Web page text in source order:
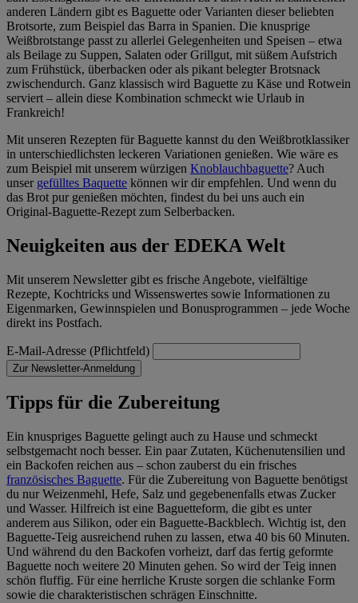
anderen Ländern gibt es Baguette oder Varianten dieser beliebten
Brotsorte, zum Beispiel das Barra in Spanien. Die knusprige
Weißbrotstange passt zu allerlei Gelegenheiten und Speisen – etwa
als Beilage zu Suppen, Salaten oder Grillgut, mit süßem Aufstrich
zum Frühstück, überbacken oder als pikant belegter Brotsnack
zwischendurch. Ganz klassisch wird Baguette zu Käse und Rotwein
serviert – allein diese Kombination schmeckt wie Urlaub in
Frankreich!
Mit unseren Rezepten für Baguette kannst du den Weißbrotklassiker
in unterschiedlichsten leckeren Variationen genießen. Wie wäre es
zum Beispiel mit unserem würzigen Knoblauchbaguette? Auch
unser gefülltes Baquette können wir dir empfehlen. Und wenn du
das Brot pur genießen möchten, findest du bei uns auch ein
Original-Baguette-Rezept zum Selberbacken.
Neuigkeiten aus der EDEKA Welt
Mit unserem Newsletter gibt es frische Angebote, vielfältige
Rezepte, Kochtricks und Wissenswertes sowie Informationen zu
Eigenmarken, Gewinnspielen und Bonusprogrammen – jede Woche
direkt ins Postfach.
E-Mail-Adresse (Pflichtfeld)
Zur Newsletter-Anmeldung
Tipps für die Zubereitung
Ein knuspriges Baguette gelingt auch zu Hause und schmeckt
selbstgemacht noch besser. Ein paar Zutaten, Küchenutensilien und
ein Backofen reichen aus – schon zauberst du ein frisches
französisches Baguette. Für die Zubereitung von Baguette benötigst
du nur Weizenmehl, Hefe, Salz und gegebenenfalls etwas Zucker
und Wasser. Hilfreich ist eine Baguetteform, die gibt es unter
anderem aus Silikon, oder ein Baguette-Backblech. Wichtig ist, den
Baguette-Teig ausreichend ruhen zu lassen, etwa 40 bis 60 Minuten.
Und während du den Backofen vorheizt, darf das fertig geformte
Baguette noch weitere 20 Minuten gehen. So wird der Teig innen
schön fluffig. Für eine herrliche Kruste sorgen die schlanke Form
sowie die charakteristischen schrägen Einschnitte.